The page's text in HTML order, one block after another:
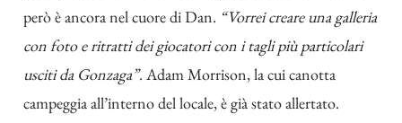
però è ancora nel cuore di Dan. “Vorrei creare una galleria
con foto e ritratti dei giocatori con i tagli più particolari
usciti da Gonzaga”. Adam Morrison, la cui canotta
campeggia all’interno del locale, è già stato allertato.